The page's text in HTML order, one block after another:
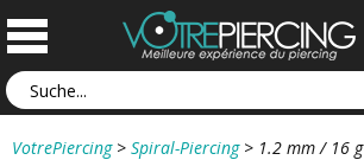
VotrePiercing > Spiral-Piercing > 1.2 mm / 16 g